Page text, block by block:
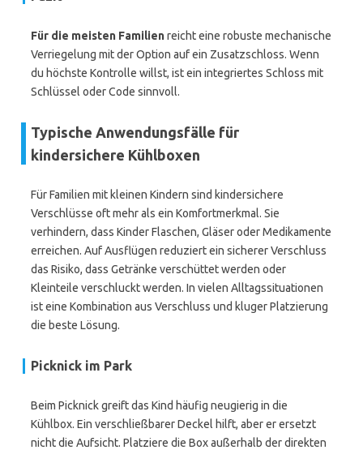
Für die meisten Familienreicht eine robuste mechanische
Verriegelung mit der Option auf ein Zusatzschloss. Wenn
du höchste Kontrolle willst, ist ein integriertes Schloss mit
Schlüssel oder Code sinnvoll.
Typische Anwendungsfälle für
kindersichere Kühlboxen
Für Familien mit kleinen Kindern sind kindersichere
Verschlüsse oft mehr als ein Komfortmerkmal. Sie
verhindern, dass Kinder Flaschen, Gläser oder Medikamente
erreichen. Auf Ausflügen reduziert ein sicherer Verschluss
das Risiko, dass Getränke verschüttet werden oder
Kleinteile verschluckt werden. In vielen Alltagssituationen
ist eine Kombination aus Verschluss und kluger Platzierung
die beste Lösung.
Picknick im Park
Beim Picknick greift das Kind häufig neugierig in die
Kühlbox. Ein verschließbarer Deckel hilft, aber er ersetzt
nicht die Aufsicht. Platziere die Box außerhalb der direkten